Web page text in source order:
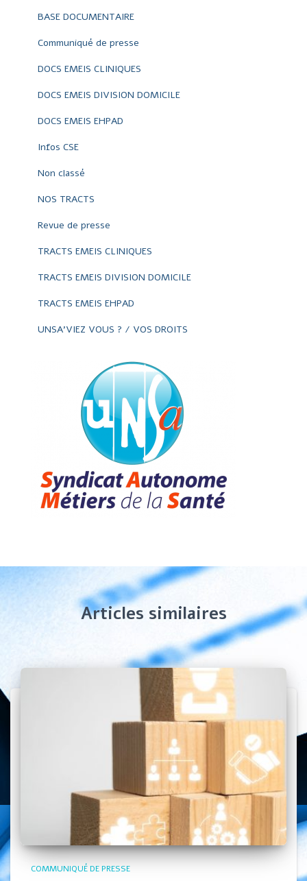
BASE DOCUMENTAIRE
Communiqué de presse
DOCS EMEIS CLINIQUES
DOCS EMEIS DIVISION DOMICILE
DOCS EMEIS EHPAD
Infos CSE
Non classé
NOS TRACTS
Revue de presse
TRACTS EMEIS CLINIQUES
TRACTS EMEIS DIVISION DOMICILE
TRACTS EMEIS EHPAD
UNSA'VIEZ VOUS ? / VOS DROITS
Articles similaires
COMMUNIQUÉ DE PRESSE